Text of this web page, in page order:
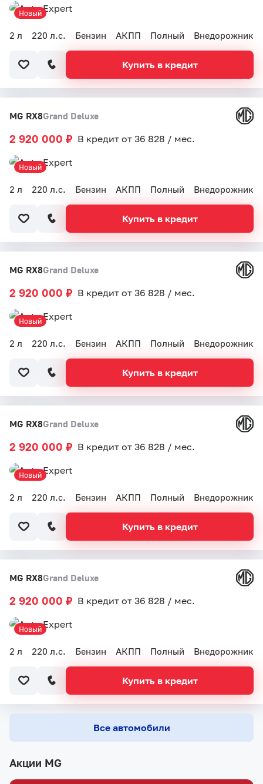
2 л 220 л.с. Бензин АКПП Полный Внедорожник
Новый
Купить в кредит
MG RX8Grand Deluxe
2 л 220 л.с. Бензин АКПП Полный Внедорожник
2 920 000 ₽ В кредит от 36 828 / мес.
Новый
Купить в кредит
MG RX8Grand Deluxe
2 л 220 л.с. Бензин АКПП Полный Внедорожник
2 920 000 ₽ В кредит от 36 828 / мес.
Новый
Купить в кредит
MG RX8Grand Deluxe
2 л 220 л.с. Бензин АКПП Полный Внедорожник
2 920 000 ₽ В кредит от 36 828 / мес.
Новый
Купить в кредит
MG RX8Grand Deluxe
2 л 220 л.с. Бензин АКПП Полный Внедорожник
2 920 000 ₽ В кредит от 36 828 / мес.
Новый
Купить в кредит
Все автомобили
Акции MG